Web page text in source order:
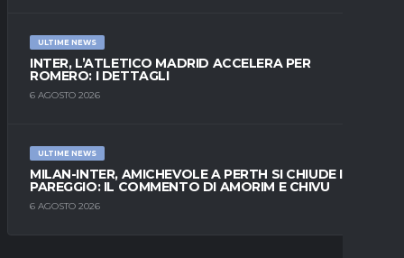
ULTIME NEWS
INTER, L’ATLETICO MADRID ACCELERA PER
ROMERO: I DETTAGLI
6 AGOSTO 2026
ULTIME NEWS
MILAN-INTER, AMICHEVOLE A PERTH SI CHIUDE IN
PAREGGIO: IL COMMENTO DI AMORIM E CHIVU
6 AGOSTO 2026